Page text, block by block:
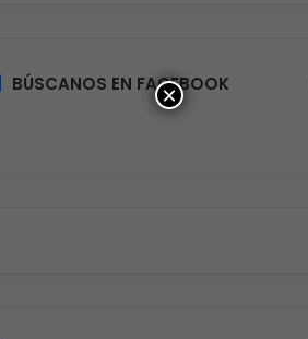
BÚSCANOS EN FACEBOOK
×